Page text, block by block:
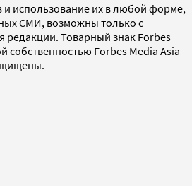
и использование их в любой форме,
СМИ, возможны только с
редакции. Товарный знак Forbes
собственностью Forbes Media Asia